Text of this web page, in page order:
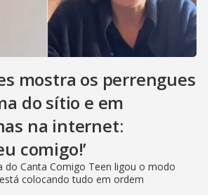
mostra os perrengues
do sítio e em
na internet:
comigo!’
do Canta Comigo Teen ligou o modo
colocando tudo em ordem